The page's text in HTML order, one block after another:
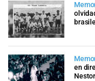
en